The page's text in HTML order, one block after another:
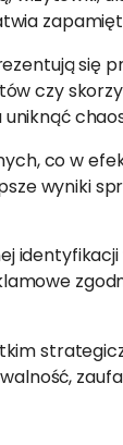
się
czy
co w
wyniki